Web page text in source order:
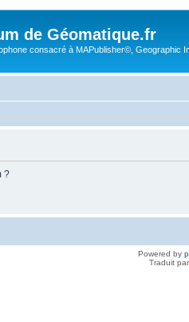
de Géomatique.fr
consacré à MAPublisher©, Geographic
?
Powered by
Traduit